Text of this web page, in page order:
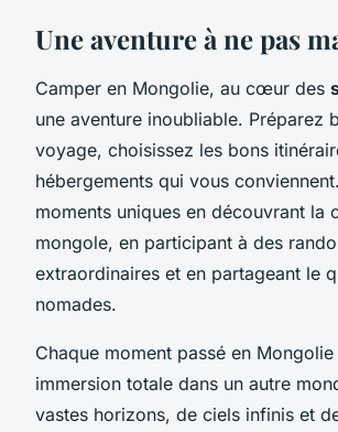
Une aventure à ne pas
Camper en Mongolie, au cœur des
une aventure inoubliable. Préparez
voyage, choisissez les bons
hébergements qui vous
moments uniques en découvrant la
mongole, en participant à des
extraordinaires et en partageant le
nomades.
Chaque moment passé en Mongolie
immersion totale dans un autre
vastes horizons, de ciels infinis et